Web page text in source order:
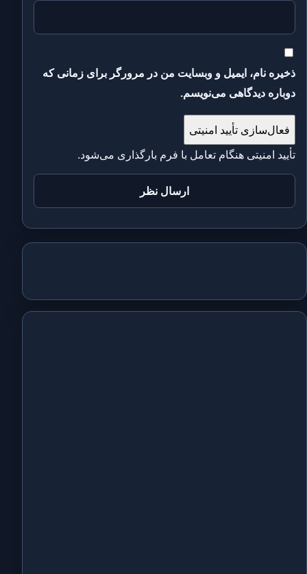
ذخیره نام، ایمیل و وبسایت من در مرورگر برای زمانی که
دوباره دیدگاهی می‌نویسم.
فعال‌سازی تأیید امنیتی
تأیید امنیتی هنگام تعامل با فرم بارگذاری می‌شود.